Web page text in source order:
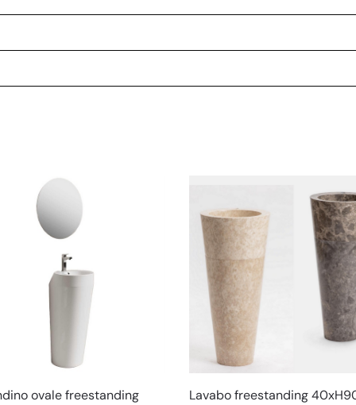
ovale freestanding
Lavabo freestanding